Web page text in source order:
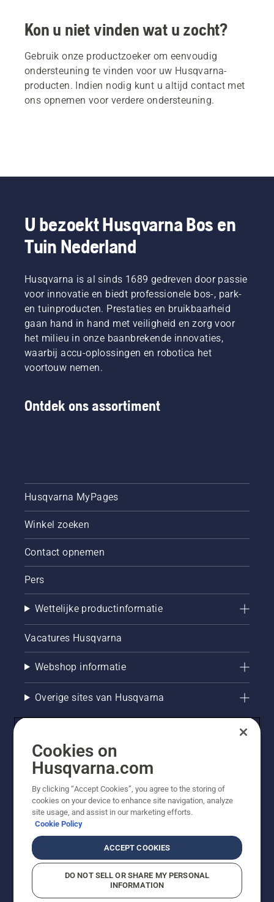
Kon u niet vinden wat u zocht?
Gebruik onze productzoeker om eenvoudig
ondersteuning te vinden voor uw Husqvarna-
producten. Indien nodig kunt u altijd contact met
ons opnemen voor verdere ondersteuning.
U bezoekt Husqvarna Bos en
Tuin Nederland
Husqvarna is al sinds 1689 gedreven door passie
voor innovatie en biedt professionele bos-, park-
en tuinproducten. Prestaties en bruikbaarheid
gaan hand in hand met veiligheid en zorg voor
het milieu in onze baanbrekende innovaties,
waarbij accu-oplossingen en robotica het
voortouw nemen.
Ontdek ons assortiment
Husqvarna MyPages
Winkel zoeken
Contact opnemen
Pers
Wettelijke productinformatie
Vacatures Husqvarna
Webshop informatie
Overige sites van Husqvarna
© Husqvarna AB (publ). Alle rechten voorbehouden. De
getoonde prijzen zijn consumentenadviesprijzen. Alle
vermelde prijzen zijn adviesverkoopprijzen (incl. BTW),
tenzij het product beschikbaar is voor directe aankoop.
CookiebeleidGebruiksvoorwaarden Privacyverklaring
Bedrijfsgegevens Report Suspected Violations
Cookies on
Husqvarna.com
By clicking “Accept Cookies”, you agree to the storing of
cookies on your device to enhance site navigation, analyze
site usage, and assist in our marketing efforts.
Cookie Policy
ACCEPT COOKIES
DO NOT SELL OR SHARE MY PERSONAL
INFORMATION